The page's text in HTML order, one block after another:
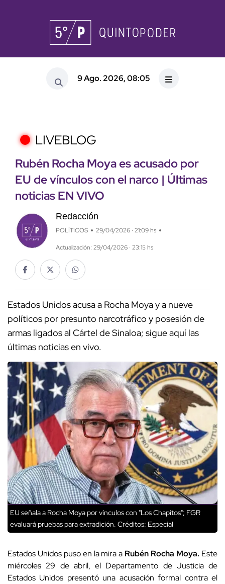
9 Ago. 2026, 08:05
LIVEBLOG
Rubén Rocha Moya es acusado por
EU de vínculos con el narco | Últimas
noticias EN VIVO
Redacción
POLÍTICOS 29/04/2026 · 21:09 hs
Actualización: 29/04/2026 · 23:15 hs
Estados Unidos acusa a Rocha Moya y a nueve
políticos por presunto narcotráfico y posesión de
armas ligados al Cártel de Sinaloa; sigue aquí las
últimas noticias en vivo.
EU señala a Rocha Moya por vínculos con "Los Chapitos"; FGR
evaluará pruebas para extradición. Créditos: Especial
Estados Unidos puso en la mira a Rubén Rocha Moya. Este
miércoles 29 de abril, el Departamento de Justicia de
Estados Unidos presentó una acusación formal contra el